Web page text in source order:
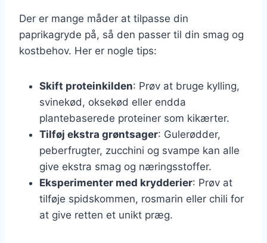
Der er mange måder at tilpasse din
paprikagryde på, så den passer til din smag og
kostbehov. Her er nogle tips:
Skift proteinkilden: Prøv at bruge kylling,
svinekød, oksekød eller endda
plantebaserede proteiner som kikærter.
Tilføj ekstra grøntsager: Gulerødder,
peberfrugter, zucchini og svampe kan alle
give ekstra smag og næringsstoffer.
Eksperimenter med krydderier: Prøv at
tilføje spidskommen, rosmarin eller chili for
at give retten et unikt præg.